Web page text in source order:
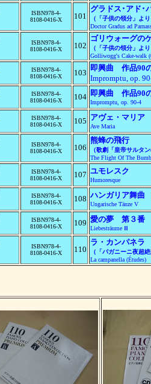
ISBN978-4-
8108-0416-X
101
グラドス･アド･
（「子供の領分」より
Doctor Gradus ad
ISBN978-4-
8108-0416-X
102
ゴリウォーグの
（「子供の領分」より
Golliwogg's Cake-walk
ISBN978-4-
8108-0416-X
103
即興曲 作品90
Impromptu, op.
ISBN978-4-
8108-0416-X
104 即興曲 作品90
Impromptu, op. 90-4
ISBN978-4-
8108-0416-X
105 アヴェ・マリア
Ave Maria
ISBN978-4-
8108-0416-X
106
熊蜂の飛行
（歌劇「皇帝サルタ
The Flight Of The
ISBN978-4-
8108-0416-X
107 ユモレスク
Humoresque
ISBN978-4-
8108-0416-X
108 ハンガリア舞曲
Ungarische Tänze V
ISBN978-4-
8108-0416-X
109 愛の夢 第３番
Liebesträume Ⅲ
ISBN978-4-
8108-0416-X
110
ラ・カンパネラ
（「パガニーニ夜超
La campanella (Études)